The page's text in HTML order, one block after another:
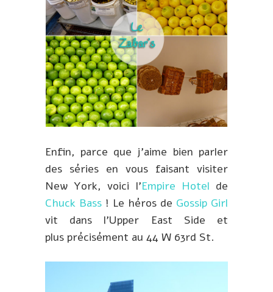
Enfin, parce que j’aime bien parler
des séries en vous faisant visiter
New York, voici l’Empire Hotel de
Chuck Bass ! Le héros de Gossip Girl
vit dans l’Upper East Side et
plus précisément au 44 W 63rd St.